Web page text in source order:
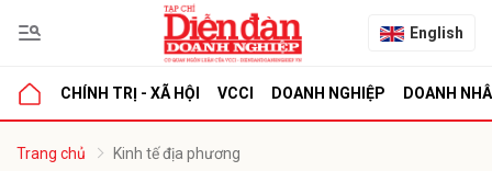
English
CHÍNH TRỊ - XÃ HỘI VCCI DOANH NGHIỆP DOANH
Trang chủ Kinh tế địa phương
luận